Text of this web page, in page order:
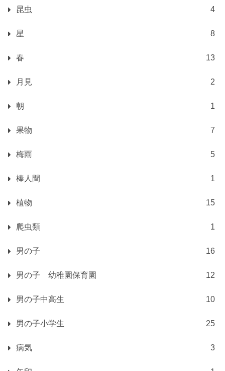
昆虫 4
星 8
春 13
月見 2
朝 1
果物 7
梅雨 5
棒人間 1
植物 15
爬虫類 1
男の子 16
男の子 幼稚園保育園 12
男の子中高生 10
男の子小学生 25
病気 3